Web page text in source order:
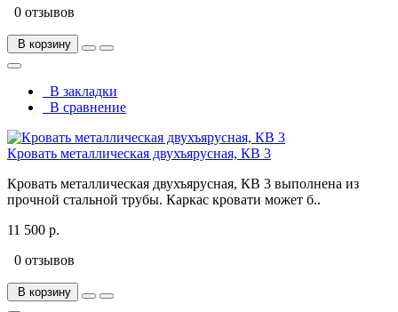
0 отзывов
В корзину
В закладки
В сравнение
Кровать металлическая двухъярусная, КВ 3
Кровать металлическая двухъярусная, КВ 3 выполнена из
прочной стальной трубы. Каркас кровати может б..
11 500 р.
0 отзывов
В корзину